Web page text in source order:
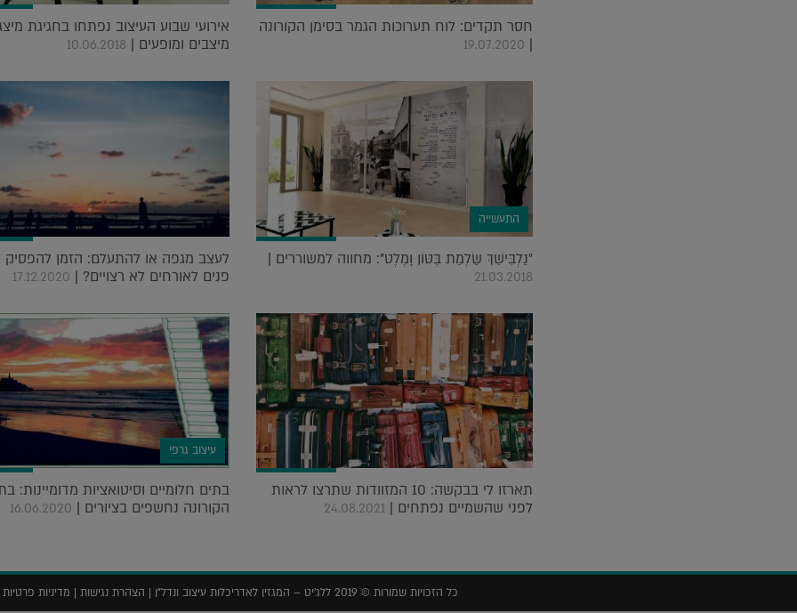
חסר תקדים: לוח תערוכות הגמר בסימן הקורונה
|
19.07.2020
אירועי שבוע העיצוב נפתחו בחגיגת
מיצבים ומופעים | 10.06.2018
התעשייה
"נַלְבִּישֵׁךְ שַׂלְמַת בֶּטּוֹן וָמֶלֶט": מחווה למשוררים |
21.03.2018
לעצב מגפה או להתעלם: הזמן להפסיק
פנים לאורחים לא רצויים? | 17.12.2020
תארזו לי בבקשה: 10 המזוודות שתרצו לראות
לפני שהשמיים נפתחים | 24.08.2021
עיצוב גרפי
בתים חלומיים וסיטואציות מדומיינות:
הקורונה נחשפים בציורים | 16.06.2020
כל הזכויות שמורות © 2019 ללג'יט – המגזין לאדריכלות עיצוב ונדל"ן | הצהרת נגישות | מדיניות פרטיות